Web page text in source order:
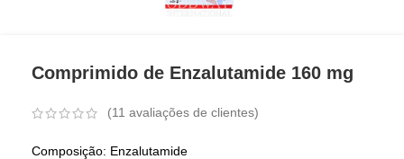
Comprimido de Enzalutamide 160 mg
(11 avaliações de clientes)
Composição: Enzalutamide